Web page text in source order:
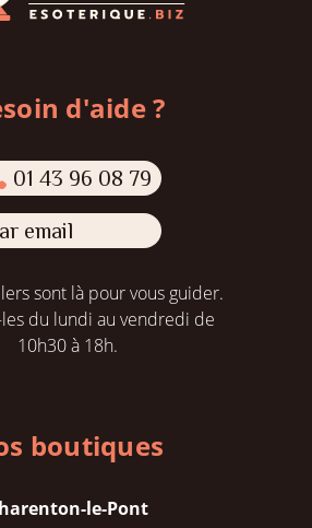
d'aide ?
01 43 96 08 79
email
sont là pour vous guider.
du lundi au vendredi de
10h30 à 18h.
boutiques
le-Pont